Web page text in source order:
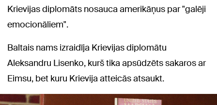
Krievijas diplomāts nosauca amerikāņus par "galēji
emocionāliem".
Baltais nams izraidīja Krievijas diplomātu
Aleksandru Lisenko, kurš tika apsūdzēts sakaros ar
Eimsu, bet kuru Krievija atteicās atsaukt.